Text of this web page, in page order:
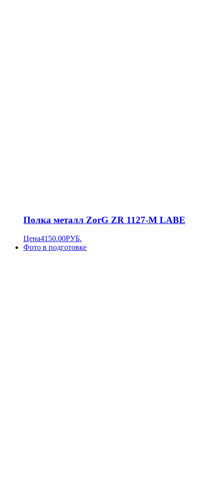
Полка металл ZorG ZR 1127-M LABE
Цена4150.00РУБ.
Фото в подготовке